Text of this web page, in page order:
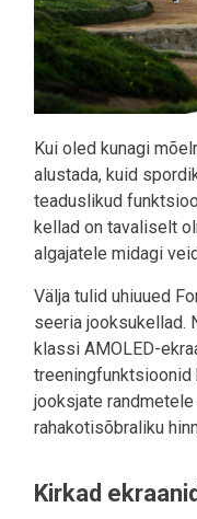
Kui oled kunagi
alustada, kuid
teaduslikud
kellad on tavaliselt
algajatele midagi
Välja tulid uhiuued
seeria jooksukellad.
klassi AMOLED-
treeningfunktsioonid
jooksjate
rahakotisõbraliku
Kirkad